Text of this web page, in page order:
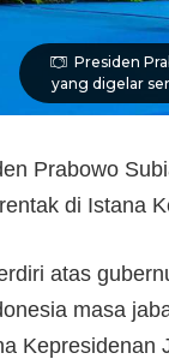
Presiden
yang digelar
Prabowo
di Istana
atas
masa
Kepresidenan